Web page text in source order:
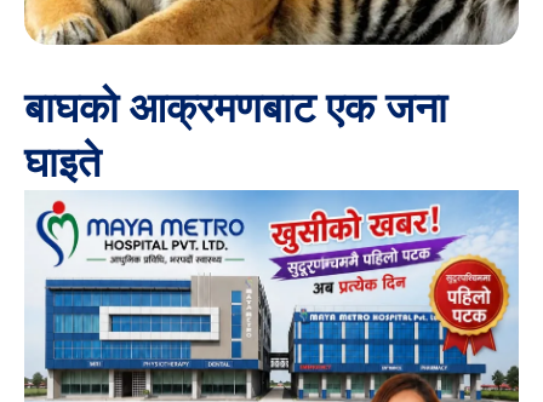
बाघको आक्रमणबाट एक जना
घाइते